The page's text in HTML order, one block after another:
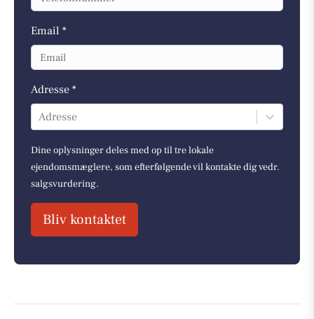
Email *
Adresse *
Adresse
Dine oplysninger deles med op til tre lokale
ejendomsmæglere, som efterfølgende vil kontakte dig vedr.
salgsvurdering.
Bliv kontaktet